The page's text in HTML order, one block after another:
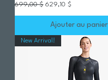
Prix original
699,00 $ Prix promotionnel
629,10 $
Ajouter au panier
New Arrival!